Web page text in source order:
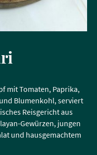
mit Tomaten, Paprika,
Blumenkohl, serviert
Reisgericht aus
Gewürzen, jungen
und hausgemachtem